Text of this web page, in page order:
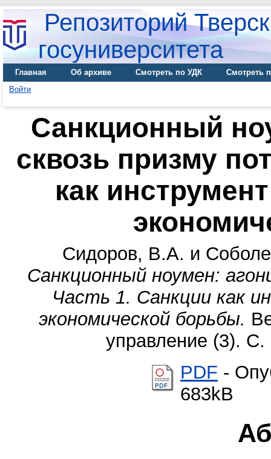
Репозиторий
госуниверситета
Главная Об архиве Смотреть по УДК
Смотреть
Войти
Санкционный
сквозь призму
как
Сидоров, В.А. и
Санкционный ноумен:
Часть 1. Санкции как
экономической борьбы.
управление (3).
PDF -
683kB